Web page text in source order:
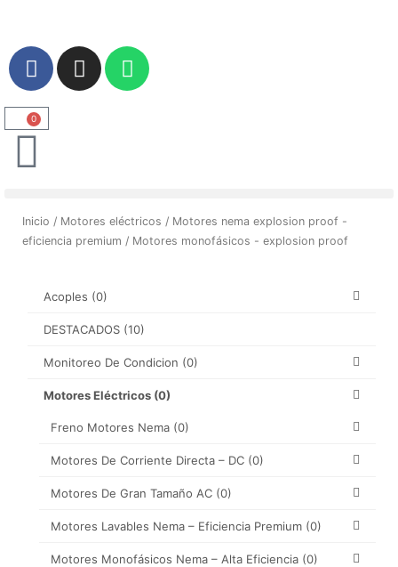
contenido
F
a
c
e
b
o
k
I
n
a
m
W
h
p
0
Carrito
Inicio / Motores eléctricos / Motores nema explosion proof -
eficiencia premium / Motores monofásicos - explosion proof
Acoples (0)
DESTACADOS (10)
Monitoreo De Condicion (0)
Motores Eléctricos (0)
Freno Motores Nema (0)
Motores De Corriente Directa – DC (0)
Motores De Gran Tamaño AC (0)
Motores Lavables Nema – Eficiencia Premium (0)
Motores Monofásicos Nema – Alta Eficiencia (0)